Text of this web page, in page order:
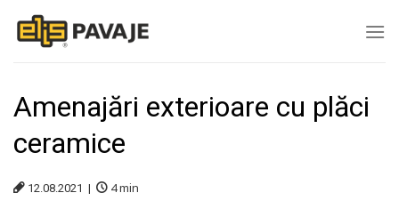
Amenajări exterioare cu plăci
ceramice
12.08.2021 | 4min